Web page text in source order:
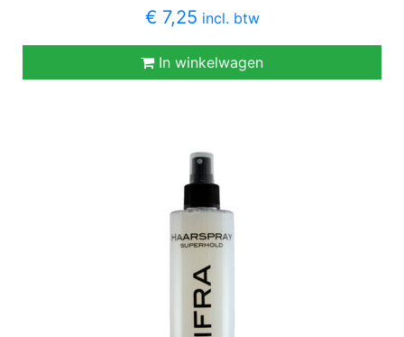
€ 7,25 incl. btw
In winkelwagen